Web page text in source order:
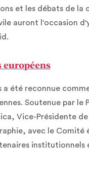
et les débats de la
auront l'occasion
européens
a été reconnue
Soutenue par le
Vice-Présidente
avec le Comité
institutionnels